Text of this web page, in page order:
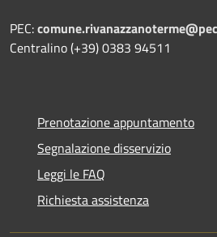
PEC:
Centralino (+39) 0383 94511
Prenotazione appuntamento
Segnalazione disservizio
Leggi le FAQ
Richiesta assistenza